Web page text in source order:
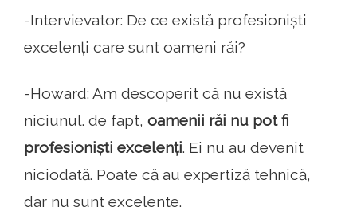
-Intervievator: De ce există profesioniști
excelenți care sunt oameni răi?
-Howard: Am descoperit că nu există
niciunul. de fapt, oamenii răi nu pot fi
profesioniști excelenți. Ei nu au devenit
niciodată. Poate că au expertiză tehnică,
dar nu sunt excelente.